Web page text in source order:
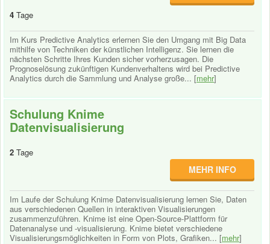
4 Tage
Im Kurs Predictive Analytics erlernen Sie den Umgang mit Big Data
mithilfe von Techniken der künstlichen Intelligenz. Sie lernen die
nächsten Schritte Ihres Kunden sicher vorherzusagen. Die
Prognoselösung zukünftigen Kundenverhaltens wird bei Predictive
Analytics durch die Sammlung und Analyse große... [mehr]
Schulung Knime
Datenvisualisierung
2 Tage
MEHR INFO
Im Laufe der Schulung Knime Datenvisualisierung lernen Sie, Daten
aus verschiedenen Quellen in interaktiven Visualisierungen
zusammenzuführen. Knime ist eine Open-Source-Plattform für
Datenanalyse und -visualisierung. Knime bietet verschiedene
Visualisierungsmöglichkeiten in Form von Plots, Grafiken... [mehr]